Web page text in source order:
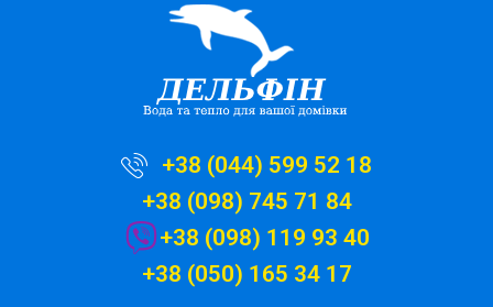
+38 (044) 599 52 18
+38 (098) 745 71 84
+38 (098) 119 93 40
+38 (050) 165 34 17